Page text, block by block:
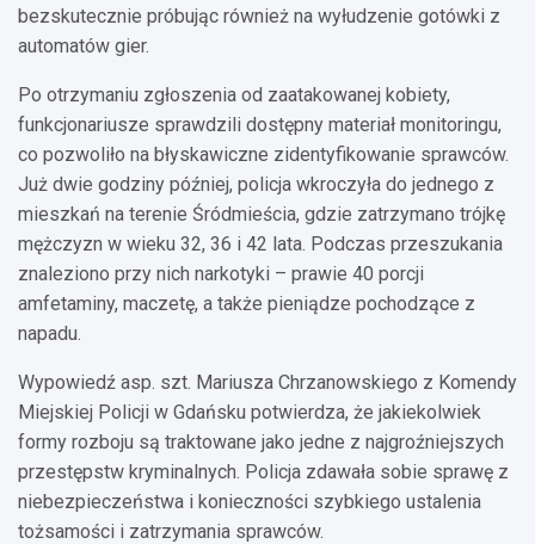
bezskutecznie próbując również na wyłudzenie gotówki z
automatów gier.
Po otrzymaniu zgłoszenia od zaatakowanej kobiety,
funkcjonariusze sprawdzili dostępny materiał monitoringu,
co pozwoliło na błyskawiczne zidentyfikowanie sprawców.
Już dwie godziny później, policja wkroczyła do jednego z
mieszkań na terenie Śródmieścia, gdzie zatrzymano trójkę
mężczyzn w wieku 32, 36 i 42 lata. Podczas przeszukania
znaleziono przy nich narkotyki – prawie 40 porcji
amfetaminy, maczetę, a także pieniądze pochodzące z
napadu.
Wypowiedź asp. szt. Mariusza Chrzanowskiego z Komendy
Miejskiej Policji w Gdańsku potwierdza, że jakiekolwiek
formy rozboju są traktowane jako jedne z najgroźniejszych
przestępstw kryminalnych. Policja zdawała sobie sprawę z
niebezpieczeństwa i konieczności szybkiego ustalenia
tożsamości i zatrzymania sprawców.